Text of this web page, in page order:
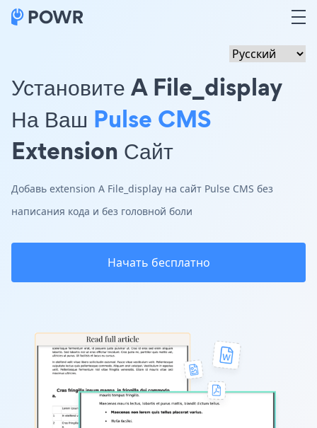
Установите A File_display
На Ваш Pulse CMS
Extension Сайт
Добавь extension A File_display на сайт Pulse CMS без
написания кода и без головной боли
Начать бесплатно